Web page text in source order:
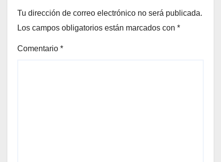
Tu dirección de correo electrónico no será publicada.
Los campos obligatorios están marcados con *
Comentario *